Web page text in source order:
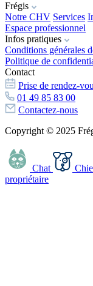
Frégis
Notre CHV Services
Espace professionnel
Infos pratiques
Conditions générales
Politique de
Contact
Prise de rendez-
01 49 85 83 00
Contactez-nous
Copyright © 2025
Chat
propriétaire